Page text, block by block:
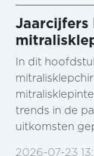
Jaarcijfers
In dit
trends in de
uitkomsten
2026-07-23